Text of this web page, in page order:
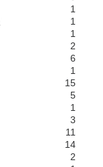
1
1
1
2
6
1
15
5
1
3
11
14
2